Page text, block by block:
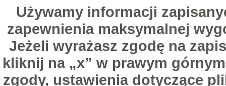
Używamy informacji
zapewnienia maksymalnej
Jeżeli wyrażasz zgodę na
kliknij na „x” w prawym
zgody, ustawienia dotyczące